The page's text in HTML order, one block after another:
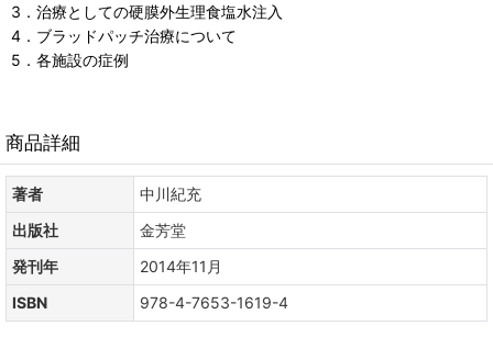
3．治療としての硬膜外生理食塩水注入
4．ブラッドパッチ治療について
5．各施設の症例
商品詳細
著者
中川紀充
出版社
金芳堂
発刊年
2014年11月
ISBN
978-4-7653-1619-4